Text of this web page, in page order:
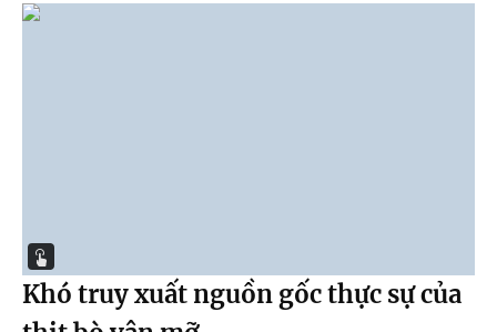
Khó truy xuất nguồn gốc thực sự của